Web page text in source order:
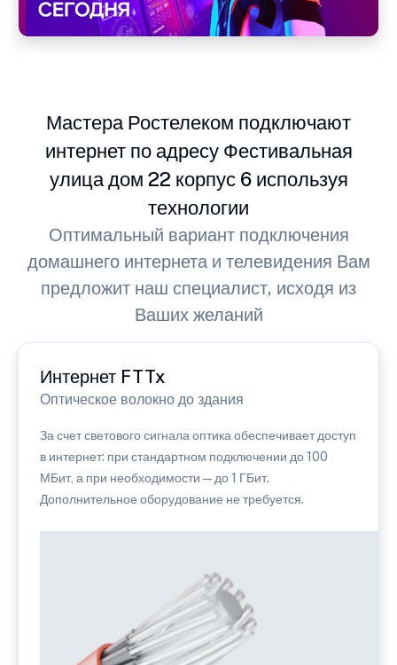
Мастера Ростелеком подключают
интернет по адресу Фестивальная
улица дом 22 корпус 6 используя
технологии
Оптимальный вариант подключения
домашнего интернета и телевидения Вам
предложит наш специалист, исходя из
Ваших желаний
Интернет FTTx
Оптическое волокно до здания
За счет светового сигнала оптика обеспечивает доступ
в интернет: при стандартном подключении до 100
МБит, а при необходимости — до 1 ГБит.
Дополнительное оборудование не требуется.